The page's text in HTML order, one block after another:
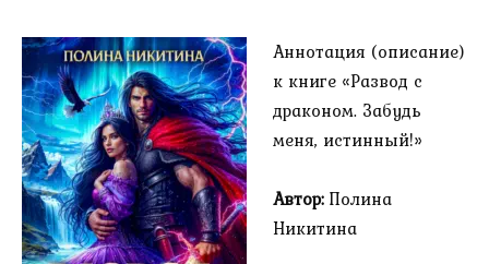
Аннотация (описание)
к книге «Развод с
драконом. Забудь
меня, истинный!»
Автор: Полина
Никитина